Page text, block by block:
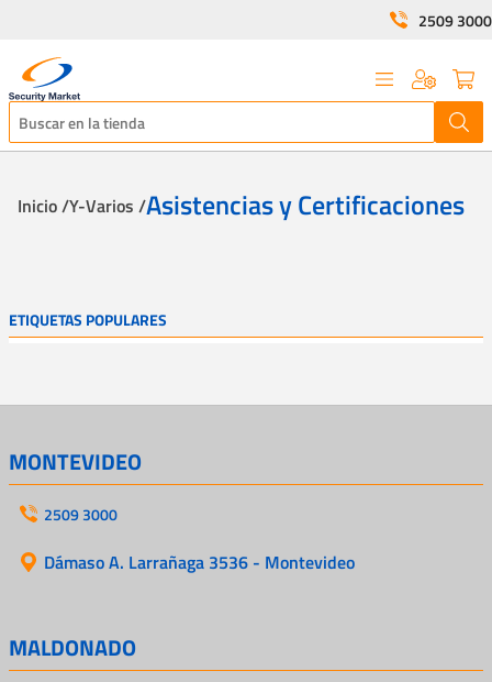
2509 3000
Inicio /Y-Varios /Asistencias y Certificaciones
ETIQUETAS POPULARES
MONTEVIDEO
2509 3000
Dámaso A. Larrañaga 3536 - Montevideo
MALDONADO